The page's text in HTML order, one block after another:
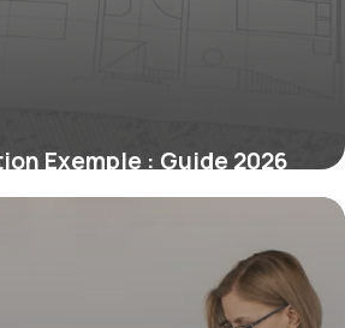
Exemple : Guide 2026